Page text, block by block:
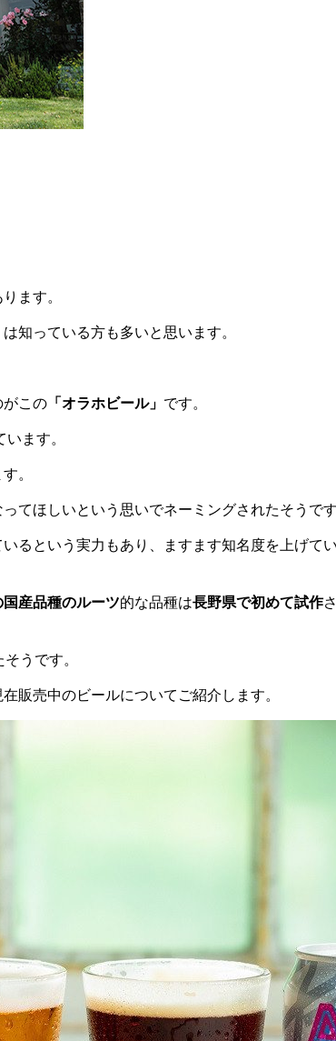
ます。
は知っている方も多いと思います。
がこの 「オラホビール」 です。
ます。
。
ってほしいという思いでネーミングされたそうです
いるという実力もあり、ますます知名度を上げて
産品種のルーツ的な品種は長野県で初めて試作
うです。
販売中のビールについてご紹介します。